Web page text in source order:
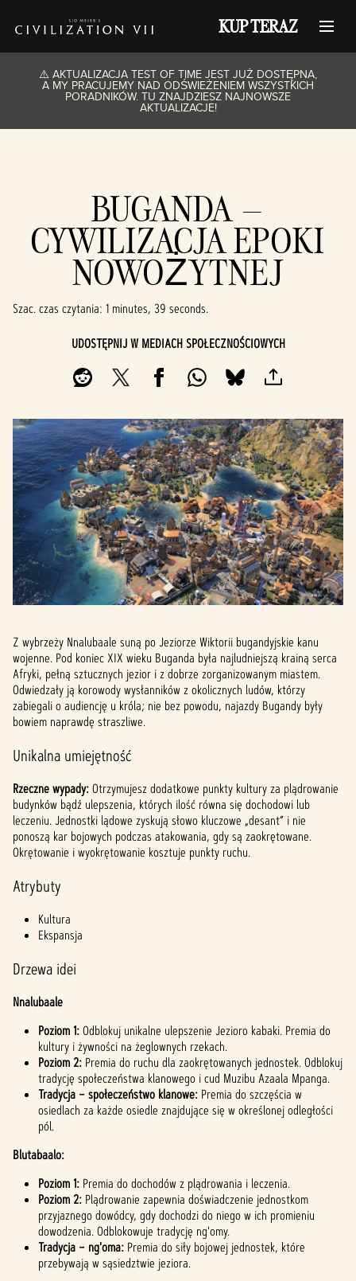
KUP TERAZ
⚠️ AKTUALIZACJA TEST OF TIME JEST JUŻ DOSTĘPNA,
A MY PRACUJEMY NAD ODŚWIEŻENIEM WSZYSTKICH
PORADNIKÓW. TU ZNAJDZIESZ NAJNOWSZE
AKTUALIZACJE!
BUGANDA –
CYWILIZACJA EPOKI
NOWOŻYTNEJ
Szac. czas czytania 1 minutes, 39 seconds
UDOSTĘPNIJ W MEDIACH SPOŁECZNOŚCIOWYCH
Z wybrzeży Nnalubaale suną po Jeziorze Wiktorii bugandyjskie kanu
wojenne. Pod koniec XIX wieku Buganda była najludniejszą krainą serca
Afryki, pełną sztucznych jezior i z dobrze zorganizowanym miastem.
Odwiedzały ją korowody wysłanników z okolicznych ludów, którzy
zabiegali o audiencję u króla; nie bez powodu, najazdy Bugandy były
bowiem naprawdę straszliwe.
Unikalna umiejętność
Rzeczne wypady:Otrzymujesz dodatkowe punkty kultury za plądrowanie
budynków bądź ulepszenia, których ilość równa się dochodowi lub
leczeniu. Jednostki lądowe zyskują słowo kluczowe „desant” i nie
ponoszą kar bojowych podczas atakowania, gdy są zaokrętowane.
Okrętowanie i wyokrętowanie kosztuje punkty ruchu.
Atrybuty
Kultura
Ekspansja
Drzewa idei
Nnalubaale
Poziom 1:Odblokuj unikalne ulepszenie Jezioro kabaki. Premia do
kultury i żywności na żeglownych rzekach.
Poziom 2: Premia do ruchu dla zaokrętowanych jednostek. Odblokuj
tradycję społeczeństwa klanowego i cud Muzibu Azaala Mpanga.
Tradycja – społeczeństwo klanowe: Premia do szczęścia w
osiedlach za każde osiedle znajdujące się w określonej odległości
pól.
Blutabaalo:
Poziom 1: Premia do dochodów z plądrowania i leczenia.
Poziom 2: Plądrowanie zapewnia doświadczenie jednostkom
przyjaznego dowódcy, gdy dochodzi do niego w ich promieniu
dowodzenia. Odblokowuje tradycję ng'omy.
Tradycja – ng'oma: Premia do siły bojowej jednostek, które
przebywają w sąsiedztwie jeziora.